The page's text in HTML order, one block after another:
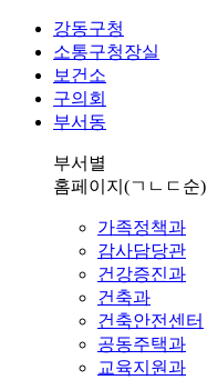
강동구청
소통구청장실
보건소
구의회
부서동
부서별
홈페이지 (ㄱㄴㄷ순)
가족정책과
감사담당관
건강증진과
건축과
건축안전센터
공동주택과
교육지원과